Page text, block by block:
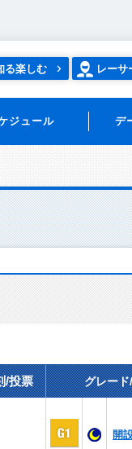
る楽しむ レーサ
ジュール デ
/投票 グレー
開